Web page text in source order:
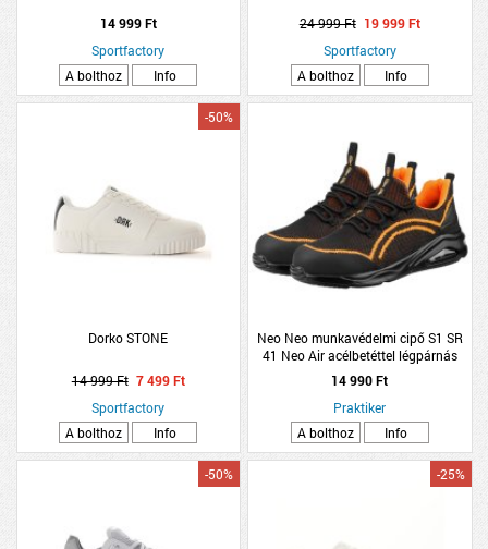
14 999 Ft
Sportfactory
A bolthoz
Info
24 999 Ft 19 999 Ft
Sportfactory
A bolthoz
Info
Dorko STONE
-50%
14 999 Ft 7 499 Ft
Sportfactory
A bolthoz
Info
Neo Neo munkavédelmi cipő S1 SR
41 Neo Air acélbetéttel légpárnás
talppal
14 990 Ft
Praktiker
A bolthoz
Info
-50% -25%